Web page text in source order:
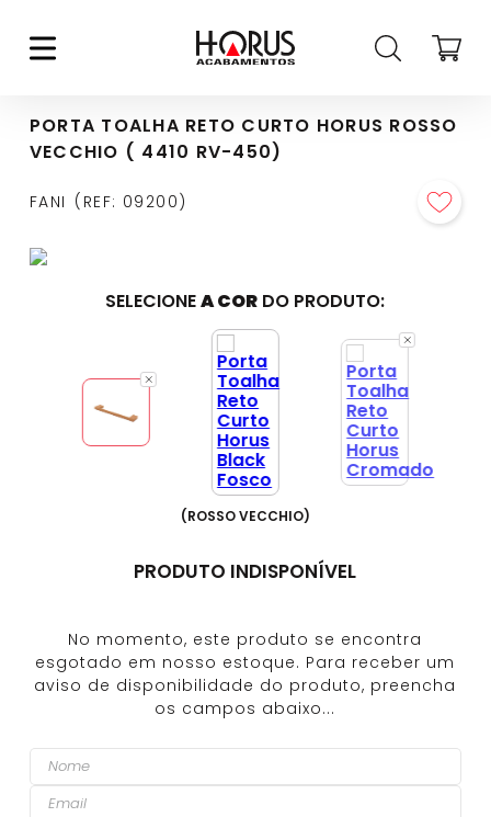
PORTA TOALHA RETO CURTO HORUS ROSSO
VECCHIO ( 4410 RV-450)
FANI REF: 09200
SELECIONEA COR DO PRODUTO:
(ROSSO VECCHIO)
PRODUTO INDISPONÍVEL